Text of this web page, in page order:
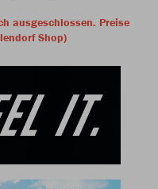
ausgeschlossen. Preise
Shop)